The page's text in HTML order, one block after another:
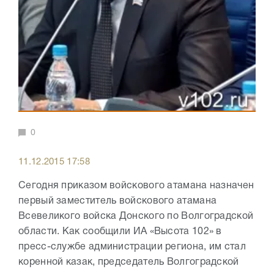
0
11.12.2015 17:58
Сегодня приказом войскового атамана назначен
первый заместитель войскового атамана
Всевеликого войска Донского по Волгоградской
области. Как сообщили ИА «Высота 102» в
пресс-службе администрации региона, им стал
коренной казак, председатель Волгоградской